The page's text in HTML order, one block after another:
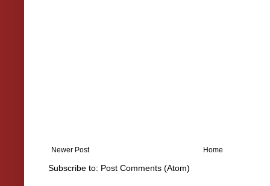
Newer Post Home
Subscribe to: Post Comments (Atom)